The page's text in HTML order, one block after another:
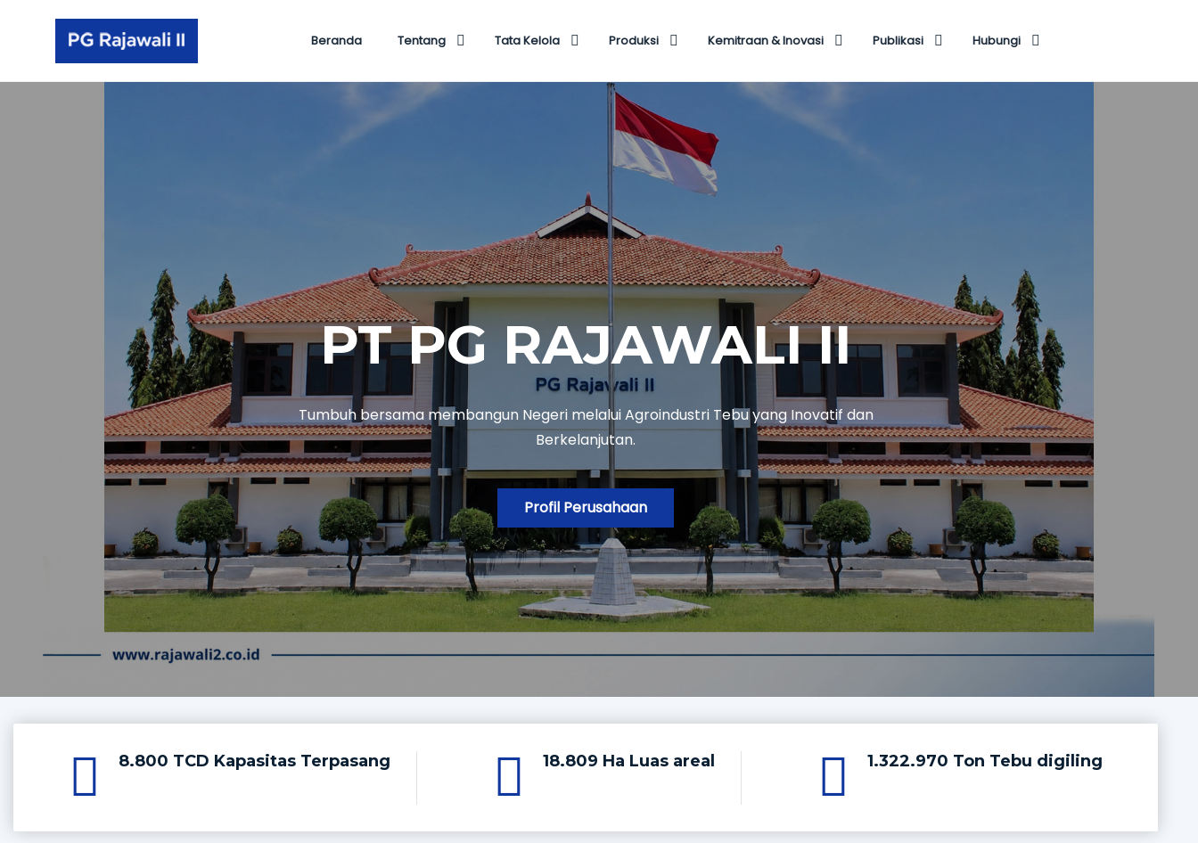
Beranda Tentang Tata Kelola Produksi Kemitraan & Inovasi Publikasi Hubungi
PRODUK BERKUALITAS
UNTUK INDONESIA
Gula Kristal Putih, Tetes Tebu, Bianqua, Alkohol 65%, Alkohol 95%, Spiritus, Rhokus
dan Porvina yang diproduksi dengan standar mutu terbaik.
Hubungi Kami
8.800 TCD Kapasitas Terpasang 18.809 Ha Luas areal 1.322.970 Ton Tebu digiling